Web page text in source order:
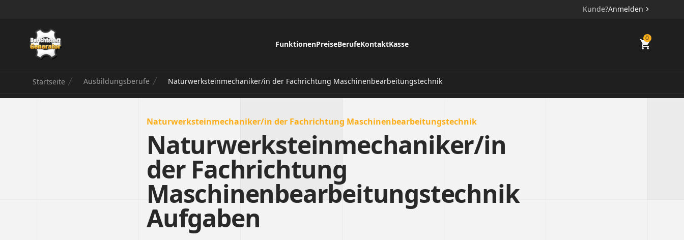
Kunde?Anmelden
Berichtsheft Generator
FunktionenPreiseBerufeKontaktKasse
0
Startseite Ausbildungsberufe Naturwerksteinmechaniker/in der Fachrichtung Maschinenbearbeitungstechnik
Naturwerksteinmechaniker/in der Fachrichtung Maschinenbearbeitungstechnik
Naturwerksteinmechaniker/in
der Fachrichtung
Maschinenbearbeitungstechnik
Aufgaben